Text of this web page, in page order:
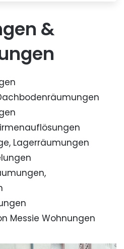
&
Lagerräumungen
Messie Wohnungen